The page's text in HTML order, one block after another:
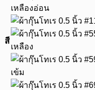
สี
เหลืองอ่อน
เหลือง
เข้ม